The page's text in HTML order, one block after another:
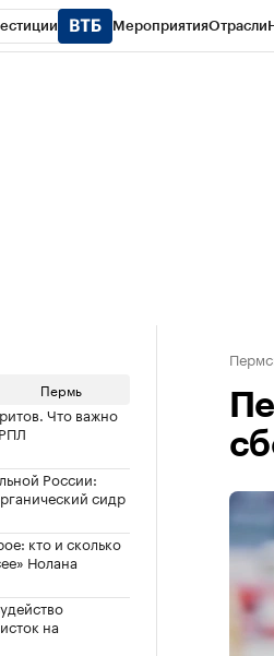
МероприятияОтрасли
Пермь
Что важно
России:
сидр
кто и сколько
Нолана
на